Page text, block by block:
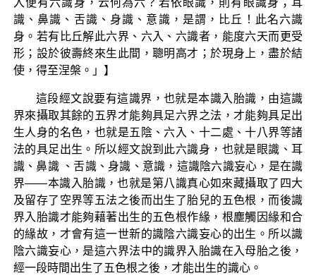
識、鼻識、舌識、身識、意識，是謂，比丘！此名六識
身。若有比丘解此六界、六入、六識者，能度六天而更受
形；設於彼壽終來生此間，聰明高才；於現身上，盡於結
使，得至涅槃。」】
這段經文說要有這識界，也就是本識入胎識，由這識
界來攝取其餘的五界才能夠具足六界之法，才能夠具足出
生人身的名色，也就是五陰、六入、十二處、十八界等諸
法的具足出生。所以經文說到此六識身，也就是眼識、耳
識、鼻識 、舌識、身識、意識，這識陰六識妄心，是在識
界——本識入胎識，也就是第八識真心如來藏攝取了四大
及留存了空界等五法之後而出生了胎兒的五色根，而後識
界入胎識才能夠藉著出生的五色根作緣，根塵觸因緣和合
的緣故，才會有這一世新的識陰六識妄心的出生。所以識
陰六識妄心，是這六界法中的識界入胎識在入母胎之後，
經一段時間出生了五色根之後，才能出生的識心。